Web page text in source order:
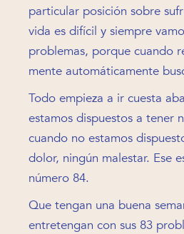
particular posición sobre
vida es difícil y siempre
problemas, porque cuando
mente automáticamente
Todo empieza a ir cuesta
estamos dispuestos a tener
cuando no estamos
dolor, ningún malestar. Ese
número 84.
Que tengan una buena
entretengan con sus 83